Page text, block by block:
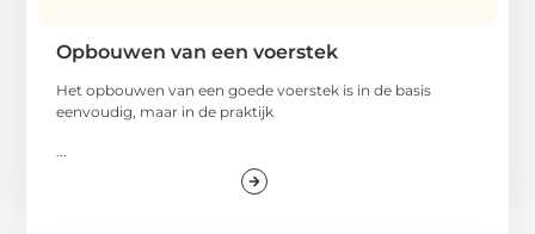
Opbouwen van een voerstek
Het opbouwen van een goede voerstek is in de basis
eenvoudig, maar in de praktijk